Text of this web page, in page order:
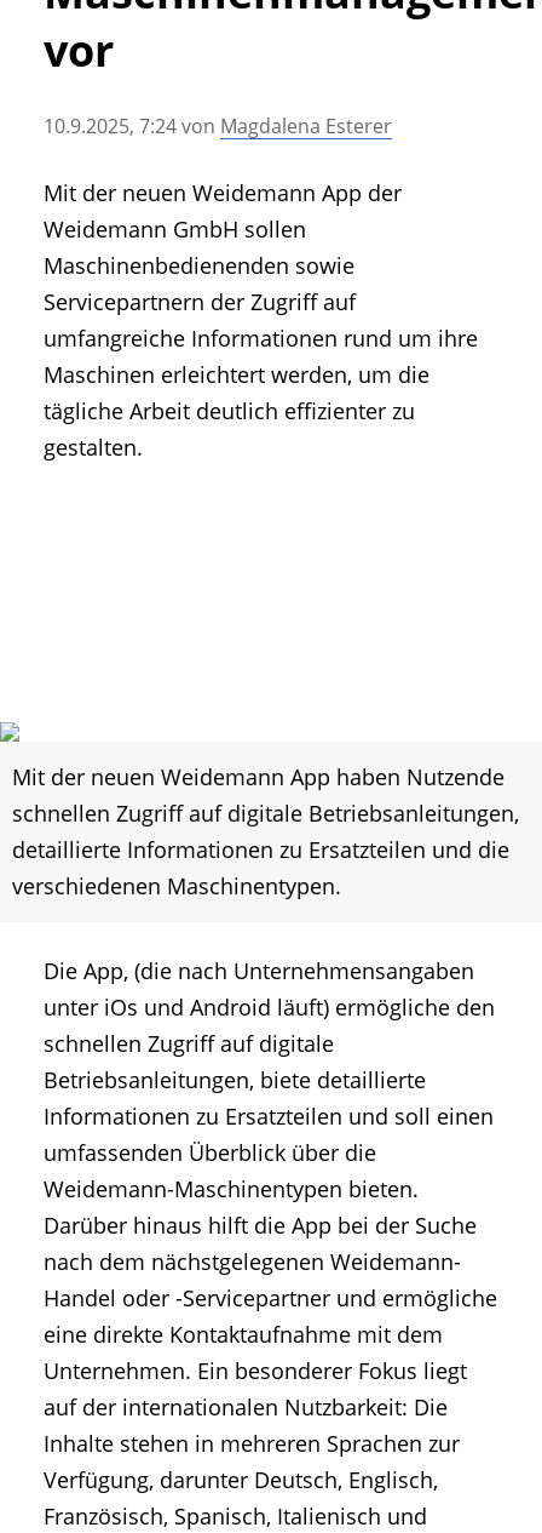
• Messen und Veranstaltungen
• Agritechnica Neuheiten Archiv
vor
10.9.2025, 7:24von Magdalena Esterer
Mit der neuen Weidemann App der
Weidemann GmbH sollen
Maschinenbedienenden sowie
Servicepartnern der Zugriff auf
umfangreiche Informationen rund um ihre
Maschinen erleichtert werden, um die
tägliche Arbeit deutlich effizienter zu
gestalten.
Mit der neuen Weidemann App haben Nutzende
schnellen Zugriff auf digitale Betriebsanleitungen,
detaillierte Informationen zu Ersatzteilen und die
verschiedenen Maschinentypen.
Die App, (die nach Unternehmensangaben
unter iOs und Android läuft) ermögliche den
schnellen Zugriff auf digitale
Betriebsanleitungen, biete detaillierte
Informationen zu Ersatzteilen und soll einen
umfassenden Überblick über die
Weidemann-Maschinentypen bieten.
Darüber hinaus hilft die App bei der Suche
nach dem nächstgelegenen Weidemann-
Handel oder -Servicepartner und ermögliche
eine direkte Kontaktaufnahme mit dem
Unternehmen. Ein besonderer Fokus liegt
auf der internationalen Nutzbarkeit: Die
Inhalte stehen in mehreren Sprachen zur
Verfügung, darunter Deutsch, Englisch,
Französisch, Spanisch, Italienisch und